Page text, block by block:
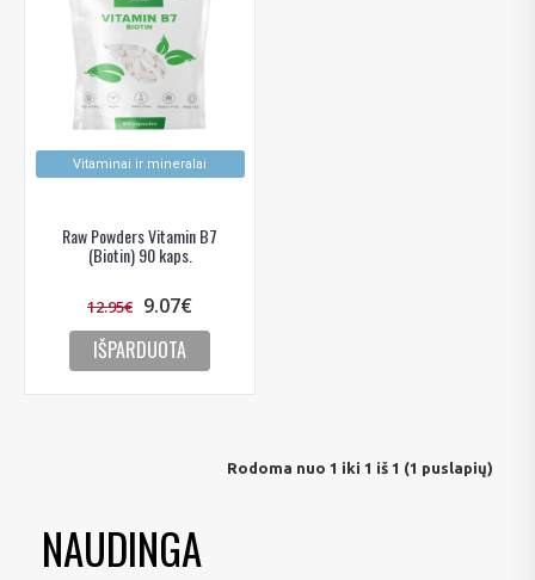
Vitaminai ir mineralai
Raw Powders Vitamin B7
(Biotin) 90 kaps.
12.95€ 9.07€
IŠPARDUOTA
Rodoma nuo 1 iki 1 iš 1 (1 puslapių)
NAUDINGA